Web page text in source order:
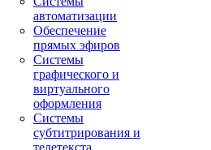
автоматизации
Обеспечение
прямых эфиров
Системы
графического и
виртуального
оформления
Системы
субтитрирования и
телетекста